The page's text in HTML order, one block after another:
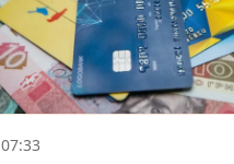
07:33